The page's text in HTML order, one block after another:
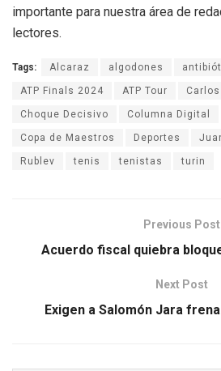
importante para nuestra área de
lectores.
Tags: Alcaraz algodones
ATP Finals 2024 ATP Tour
Choque Decisivo Columna Digital
Copa de Maestros Deportes
Rublev tenis tenistas turin
Previous Post
Acuerdo fiscal quiebra
Next Post
Exigen a Salomón Jara